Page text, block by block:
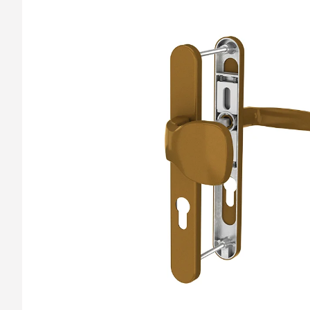
Opravy oken z
Horolezecky /
práce
Garantované